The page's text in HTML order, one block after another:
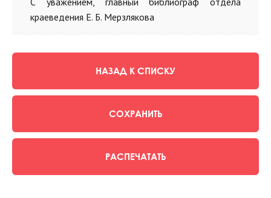
краеведения Е. Б. Мерзлякова
НАЗАД К СПИСКУ
СОХРАНИТЬ
РАСПЕЧАТАТЬ